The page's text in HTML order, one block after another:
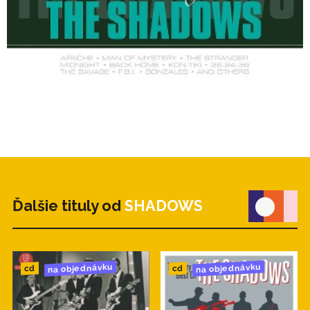
Ďalšie tituly od SHADOWS
cd na objednávku cd na objednávku